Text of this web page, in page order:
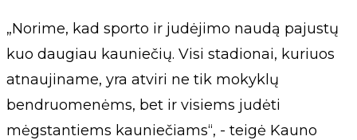
„Norime, kad sporto ir judėjimo naudą pajustų
kuo daugiau kauniečių. Visi stadionai, kuriuos
atnaujiname, yra atviri ne tik mokyklų
bendruomenėms, bet ir visiems judėti
mėgstantiems kauniečiams“, - teigė Kauno